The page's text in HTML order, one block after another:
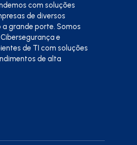
com soluções
de diversos
grande porte. Somos
e
de TI com soluções
de alta